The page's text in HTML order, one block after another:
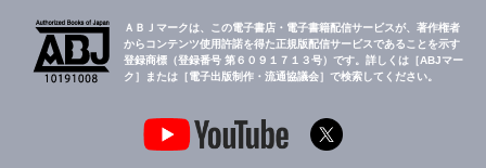
ＡＢＪマークは、この電子書店・電子書籍配信サービスが、著作権者
からコンテンツ使用許諾を得た正規版配信サービスであることを示す
登録商標（登録番号 第６０９１７１３号）です。詳しくは［ABJマー
ク］または［電子出版制作・流通協議会］で検索してください。